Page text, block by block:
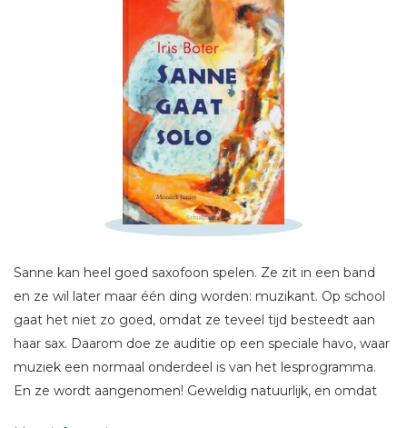
Sanne kan heel goed saxofoon spelen. Ze zit in een band
en ze wil later maar één ding worden: muzikant. Op school
gaat het niet zo goed, omdat ze teveel tijd besteedt aan
haar sax. Daarom doe ze auditie op een speciale havo, waar
muziek een normaal onderdeel is van het lesprogramma.
En ze wordt aangenomen! Geweldig natuurlijk, en omdat
Schrijf hieronder je review!
Bericht *